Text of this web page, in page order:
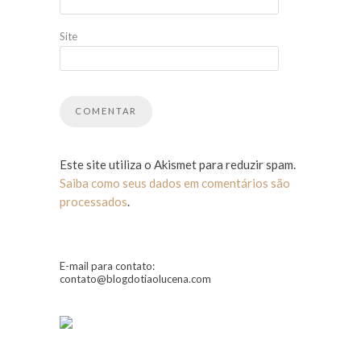
Site
Este site utiliza o Akismet para reduzir spam.
Saiba como seus dados em comentários são
processados.
E-mail para contato:
contato@blogdotiaolucena.com